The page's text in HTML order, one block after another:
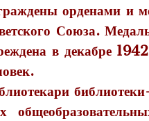
орденами и
Союза.
в декабре